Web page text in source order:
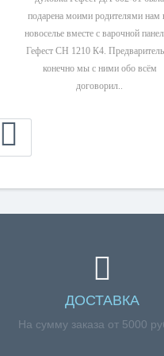
подарена моими родителями нам
новоселье вместе с варочной
Гефест СН 1210 К4.
конечно мы с ними обо всём
договорил..
ДОСТАВКА
На сумму заказа от 5000